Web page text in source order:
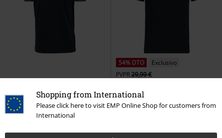
Shopping from International
Please click here to visit EMP Online Shop for customers from
International
Camiseta Raglan Contrast
Urban Classics
Camiseta
+6
54% DTO
Exclusivo
PVPR29,99 €
Lost Souls
Camiseta